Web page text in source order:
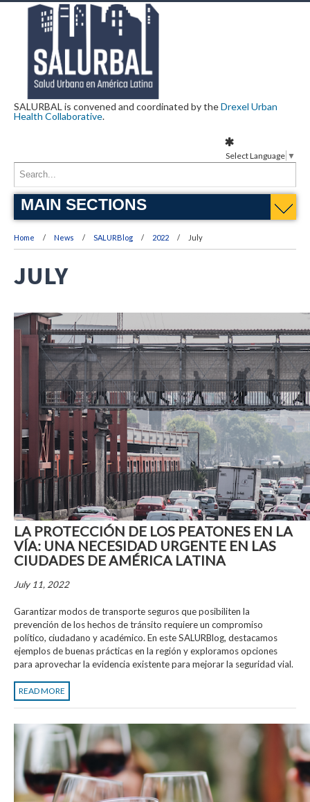
SALURBAL is convened and coordinated by theDrexel Urban
Health Collaborative.
MAIN SECTIONS
Home News SALURBlog 2022 July
JULY
LA PROTECCIÓN DE LOS PEATONES EN LA
VÍA: UNA NECESIDAD URGENTE EN LAS
CIUDADES DE AMÉRICA LATINA
July 11, 2022
Garantizar modos de transporte seguros que posibiliten la
prevención de los hechos de tránsito requiere un compromiso
político, ciudadano y académico. En este SALURBlog, destacamos
ejemplos de buenas prácticas en la región y exploramos opciones
para aprovechar la evidencia existente para mejorar la seguridad vial.
READ MORE
Select Language ▼